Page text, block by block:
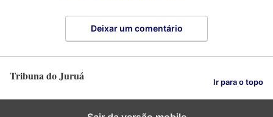
Deixar um comentário
Tribuna do Juruá Ir para o topo